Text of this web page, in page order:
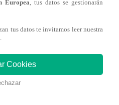
a los conciertos
te puede
Europea , tus datos se gestionarán
tus datos te invitamos leer nuestra
Cookies